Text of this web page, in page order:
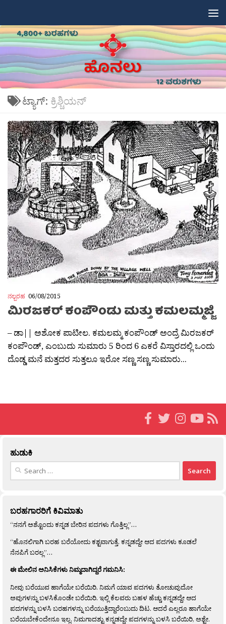
ಟ್ಯಾಗ್: ಕ್ರಿಶ್ಚಿಯನ್
ನಲ್ಬರಹ 06/08/2015
ಮಿರಜಕರ್ ಕಂಪೌಂಡು ಮತ್ತು ಕಮಲಮ್ಮಜ್ಜಿ
– ಡಾ|| ಅಶೋಕ ಪಾಟೀಲ. ಕಮಲಮ್ಮ ಕಂಪೌಂಡ್ ಅಂದ್ರೆ ಮಿರಜಕರ್
ಕಂಪೌಂಡ್, ಎಂಬುದು ಸುಮಾರು 5 ರಿಂದ 6 ಎಕರೆ ವಿಸ್ತಾರದಲ್ಲಿ ಒಂದು
ದೊಡ್ಡ ಮನೆ ಮತ್ತದರ ಸುತ್ತಲೂ ಇರೋ ಸಣ್ಣ ಸಣ್ಣ ಸುಮಾರು...
ಹುಡುಕಿ
Search
ಬರಹಗಾರರಿಗೆ ಕಿವಿಮಾತು
“ನನಗೆ ಅಶ್ಟೊಂದು ಕನ್ನಡ ಬೇರಿನ ಪದಗಳು ಗೊತ್ತಿಲ್ಲ”…
“ಹೊನಲಿಗಾಗಿ ಬರಹ ಬರೆಯೋದು ಕಶ್ಟವಾಗುತ್ತೆ. ಕನ್ನಡದ್ದೇ ಆದ ಪದಗಳು ಕೂಡಲೆ
ನೆನಪಿಗೆ ಬರಲ್ಲ”…
ಈ ಮೇಲಿನ ಅನಿಸಿಕೆಗಳು ನಿಮ್ಮದಾಗಿದ್ದರೆ ಗಮನಿಸಿ:
ನೀವು ಬರೆಯುವ ಹಾಗೆಯೇ ಬರೆಯಿರಿ. ನಿಮಗೆ ಯಾವ ಪದಗಳು ತೋಚುವುದೋ
ಅವುಗಳನ್ನು ಬಳಸಿಕೊಂಡೇ ಬರೆಯಿರಿ. ಇಲ್ಲಿ ಕೆಲವರು ಬಹಳ ಹೆಚ್ಚು ಕನ್ನಡದ್ದೇ ಆದ
ಪದಗಳನ್ನು ಬಳಸಿ ಬರಹಗಳನ್ನು ಬರೆಯುತ್ತಿದ್ದಾರೆಂಬುದು ದಿಟ. ಆದರೆ ಎಲ್ಲರೂ ಹಾಗೆಯೇ
ಬರೆಯಬೇಕೆಂದೇನೂ ಇಲ್ಲ. ನಿಮಗಾದಶ್ಟು ಕನ್ನಡದ್ದೇ ಪದಗಳನ್ನು ಬಳಸಿ ಬರೆಯಿರಿ, ಅಶ್ಟೇ.